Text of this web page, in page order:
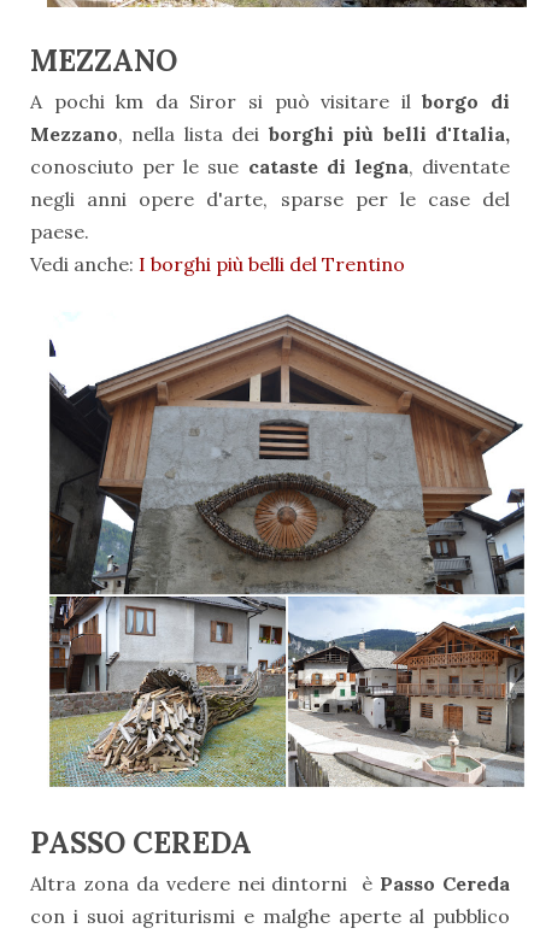
MEZZANO
A pochi km da Siror si può visitare il borgo di
Mezzano, nella lista dei borghi più belli d'Italia,
conosciuto per le sue cataste di legna, diventate
negli anni opere d'arte, sparse per le case del
paese.
Vedi anche: I borghi più belli del Trentino
PASSO CEREDA
Altra zona da vedere nei dintorni è Passo Cereda
con i suoi agriturismi e malghe aperte al pubblico